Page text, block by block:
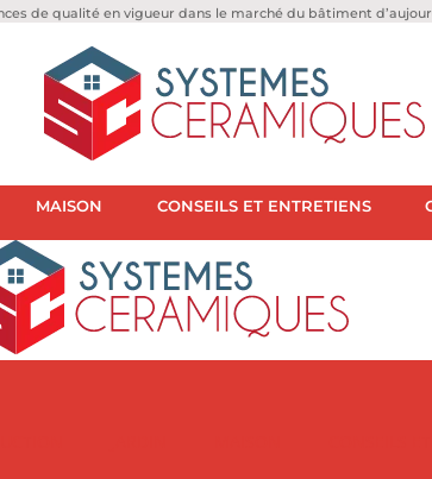
de qualité en vigueur dans le marché du bâtiment
MAISON CONSEILS ET ENTRETIENS